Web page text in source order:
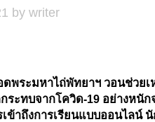
by writer
มหาไถ่พัทยาฯ วอนช่วยเห
ระทบจากโควิด-19 อย่างหนั
ข้าถึงการเรียนแบบออนไลน์